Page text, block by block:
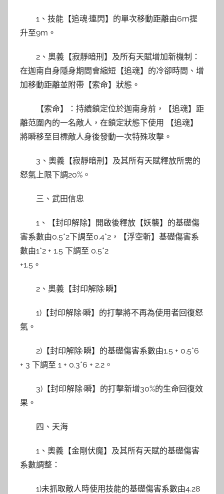
1、技能【追魂·連閃】的單次移動距離由6m提
升至9m。
2、奧義【寂靜暗刑】及所有天賦增加新機制：
在迦南自身隱身期間會縮短【追魂】的冷卻時間、增
加移動距離並附帶【索命】狀態。
【索命】：持續鎖定位於迦南身前，【追魂】距
離范圍內的一名敵人，在鎖定狀態下使用 【追魂】
將瞬移至目標敵人身後發動一次特殊攻擊。
3、奧義【寂靜暗刑】及其所有天賦釋放所需的
怒氣上限下調20%。
三、武田信忠
1、【封印解除】開啟後釋放【妖襲】的基礎傷
害系數由0.5*2下調至0.4*2，【浮空斬】基礎傷害系
數由1*2 + 1.5 下調至 0.5*2
+1.5。
2、奧義【封印解除·瞬】
1)【封印解除·瞬】的打擊將不再為使用者回復怒
氣。
2)【封印解除·瞬】的基礎傷害系數由1.5 + 0.5*6
+ 3 下調至 1 + 0.3*6 + 2.2。
3)【封印解除·瞬】的打擊新增30%的生命回復效
果。
四、天海
1、奧義【金剛伏魔】及其所有天賦的基礎傷害
系數調整：
1)未抓取敵人時使用技能的基礎傷害系數由4.28